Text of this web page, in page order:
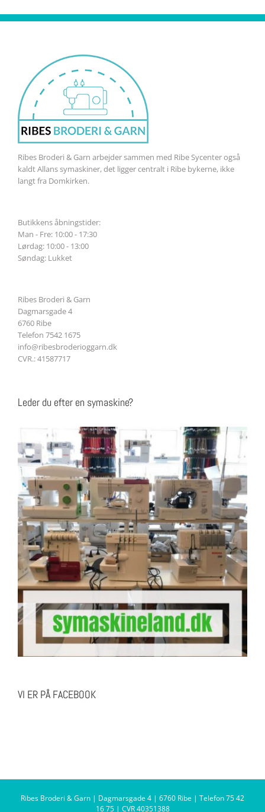
Ribes Broderi & Garn arbejder sammen med Ribe Sycenter også
kaldt Allans symaskiner, det ligger centralt i Ribe bykerne, ikke
langt fra Domkirken.
Butikkens åbningstider:
Man - Fre: 10:00 - 17:30
Lørdag: 10:00 - 13:00
Søndag: Lukket
Ribes Broderi & Garn
Dagmarsgade 4
6760 Ribe
Telefon 7542 1675
info@ribesbroderioggarn.dk
CVR.: 41587717
Leder du efter en symaskine?
VI ER PÅ FACEBOOK
Ribes Broderi & Garn | Dagmarsgade 4 | 6760 Ribe | Telefon 75 42
16 75 | CVR 40351388